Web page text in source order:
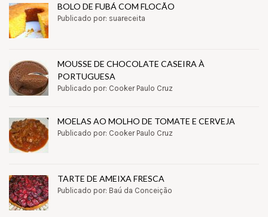
BOLO DE FUBÁ COM FLOCÃO
Publicado por: suareceita
MOUSSE DE CHOCOLATE CASEIRA À
PORTUGUESA
Publicado por: Cooker Paulo Cruz
MOELAS AO MOLHO DE TOMATE E CERVEJA
Publicado por: Cooker Paulo Cruz
TARTE DE AMEIXA FRESCA
Publicado por: Baú da Conceição